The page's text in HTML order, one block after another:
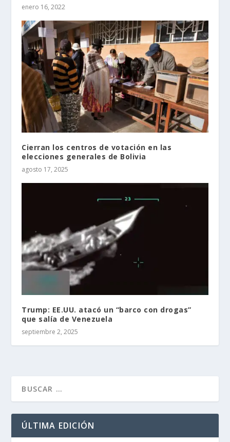
enero 16, 2022
Cierran los centros de votación en las
elecciones generales de Bolivia
agosto 17, 2025
Trump: EE.UU. atacó un “barco con drogas”
que salía de Venezuela
septiembre 2, 2025
ÚLTIMA EDICIÓN